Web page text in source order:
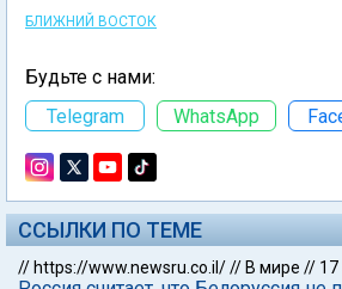
БЛИЖНИЙ ВОСТОК
Будьте с нами:
Telegram
WhatsApp
ССЫЛКИ ПО ТЕМЕ
// https://www.newsru.co.il/// В мире // 17